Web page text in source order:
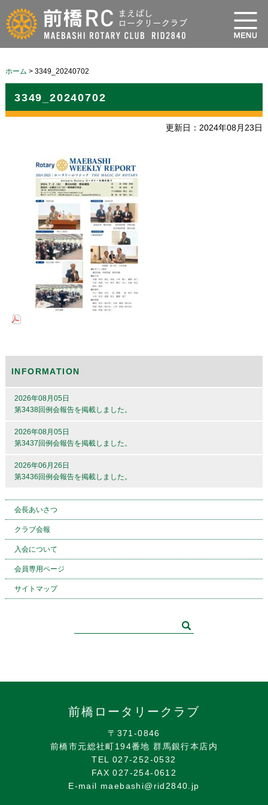
ホーム > 3349_20240702
3349_20240702
更新日：2024年08月23日
INFORMATION
2026年08月05日
第3438回例会報告を掲載しました。
2026年08月05日
第3437回例会報告を掲載しました。
2026年06月26日
第3436回例会報告を掲載しました。
会長あいさつ
クラブ会報
入会について
会員専用ページ
サイトマップ
前橋ロータリークラブ
〒371-0846
前橋市元総社町194番地 群馬銀行本店内
TEL 027-252-0532
FAX 027-254-0612
E-mail maebashi@rid2840.jp